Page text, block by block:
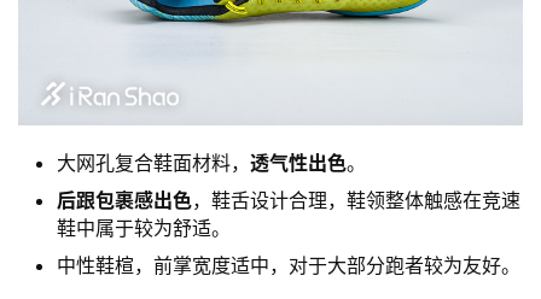
大网孔复合鞋面材料， 透气性出色。
后跟包裹感出色，鞋舌设计合理，鞋领整体触感在竞速
鞋中属于较为舒适。
中性鞋楦，前掌宽度适中，对于大部分跑者较为友好。